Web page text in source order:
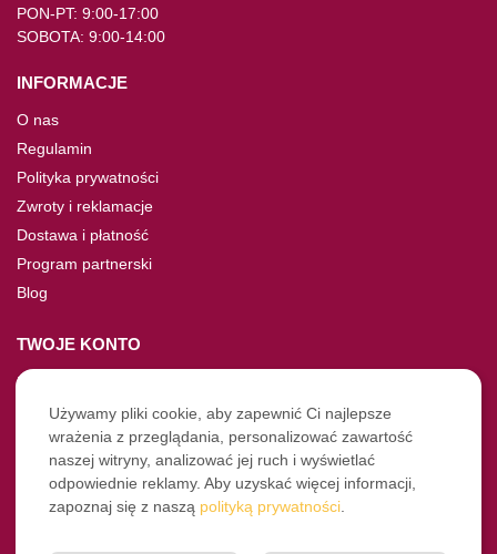
PON-PT: 9:00-17:00
SOBOTA: 9:00-14:00
INFORMACJE
O nas
Regulamin
Polityka prywatności
Zwroty i reklamacje
Dostawa i płatność
Program partnerski
Blog
TWOJE KONTO
Moje konto
Nie pamiętasz hasła?
Twoje zamówienia
NASZE SOCIALE
Używamy pliki cookie, aby zapewnić Ci najlepsze
wrażenia z przeglądania, personalizować zawartość
naszej witryny, analizować jej ruch i wyświetlać
odpowiednie reklamy. Aby uzyskać więcej informacji,
zapoznaj się z naszą polityką prywatności